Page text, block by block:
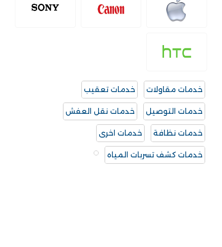
خدمات مقاولات خدمات تعقيب
خدمات التوصيل خدمات نقل العفش
خدمات نظافة خدمات اخرى
خدمات كشف تسربات المياه